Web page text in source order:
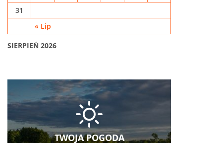
SIERPIEŃ 2026
« Lip
31
TWOJA POGODA